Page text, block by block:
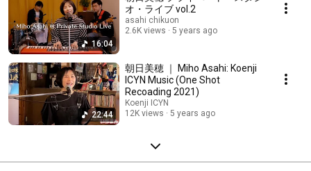
16:04
オ・ライブ vol.2
asahi chikuon
2.6K views
5 years ago
22:44
朝日美穂 ｜ Miho Asahi: Koenji
ICYN Music (One Shot
Recoading 2021)
Koenji ICYN
12K views
5 years ago